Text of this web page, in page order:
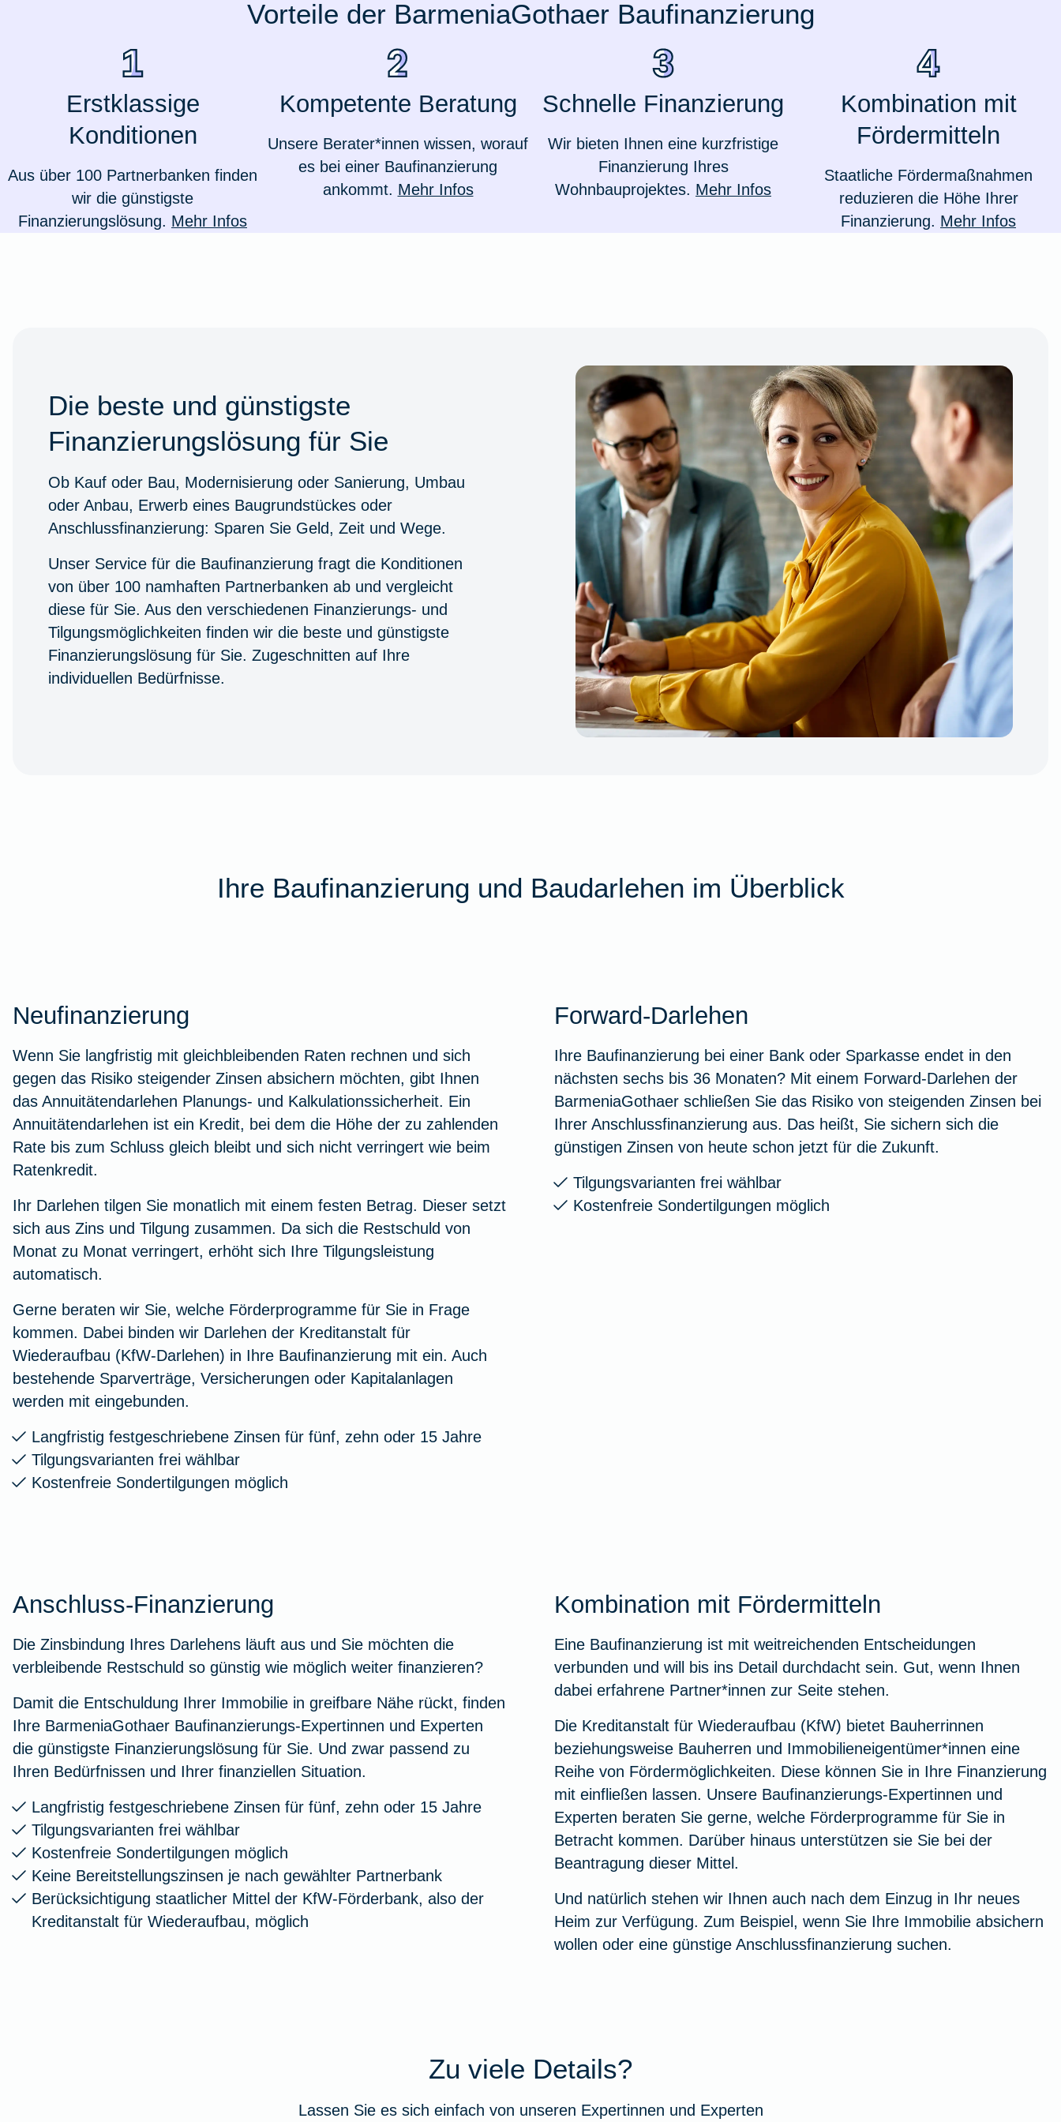
Valorenversicherung
Oldtimersammlungsversicherung
Zur Produktübersicht
Vorteile der BarmeniaGothaer Baufinanzierung
Erstklassige
Konditionen
Aus über 100 Partnerbanken finden
wir die günstigste
Finanzierungslösung. Mehr Infos
Kompetente Beratung
Unsere Berater*innen wissen, worauf
es bei einer Baufinanzierung
ankommt. Mehr Infos
Schnelle Finanzierung
Wir bieten Ihnen eine kurzfristige
Finanzierung Ihres
Wohnbauprojektes. Mehr Infos
Kombination mit
Fördermitteln
Staatliche Fördermaßnahmen
reduzieren die Höhe Ihrer
Finanzierung. Mehr Infos
Die beste und günstigste
Finanzierungslösung für Sie
Ob Kauf oder Bau, Modernisierung oder Sanierung, Umbau
oder Anbau, Erwerb eines Baugrundstückes oder
Anschlussfinanzierung: Sparen Sie Geld, Zeit und Wege.
Unser Service für die Baufinanzierung fragt die Konditionen
von über 100 namhaften Partnerbanken ab und vergleicht
diese für Sie. Aus den verschiedenen Finanzierungs- und
Tilgungsmöglichkeiten finden wir die beste und günstigste
Finanzierungslösung für Sie. Zugeschnitten auf Ihre
individuellen Bedürfnisse.
Ihre Baufinanzierung und Baudarlehen im Überblick
Neufinanzierung
Wenn Sie langfristig mit gleichbleibenden Raten rechnen und sich
gegen das Risiko steigender Zinsen absichern möchten, gibt Ihnen
das Annuitätendarlehen Planungs- und Kalkulationssicherheit. Ein
Annuitätendarlehen ist ein Kredit, bei dem die Höhe der zu zahlenden
Rate bis zum Schluss gleich bleibt und sich nicht verringert wie beim
Ratenkredit.
Ihr Darlehen tilgen Sie monatlich mit einem festen Betrag. Dieser setzt
sich aus Zins und Tilgung zusammen. Da sich die Restschuld von
Monat zu Monat verringert, erhöht sich Ihre Tilgungsleistung
automatisch.
Gerne beraten wir Sie, welche Förderprogramme für Sie in Frage
kommen. Dabei binden wir Darlehen der Kreditanstalt für
Wiederaufbau (KfW-Darlehen) in Ihre Baufinanzierung mit ein. Auch
bestehende Sparverträge, Versicherungen oder Kapitalanlagen
werden mit eingebunden.
Langfristig festgeschriebene Zinsen für fünf, zehn oder 15 Jahre
Tilgungsvarianten frei wählbar
Kostenfreie Sondertilgungen möglich
Forward-Darlehen
Ihre Baufinanzierung bei einer Bank oder Sparkasse endet in den
nächsten sechs bis 36 Monaten? Mit einem Forward-Darlehen der
BarmeniaGothaer schließen Sie das Risiko von steigenden Zinsen bei
Ihrer Anschlussfinanzierung aus. Das heißt, Sie sichern sich die
günstigen Zinsen von heute schon jetzt für die Zukunft.
Tilgungsvarianten frei wählbar
Kostenfreie Sondertilgungen möglich
Anschluss-Finanzierung
Die Zinsbindung Ihres Darlehens läuft aus und Sie möchten die
verbleibende Restschuld so günstig wie möglich weiter finanzieren?
Damit die Entschuldung Ihrer Immobilie in greifbare Nähe rückt, finden
Ihre BarmeniaGothaer Baufinanzierungs-Expertinnen und Experten
die günstigste Finanzierungslösung für Sie. Und zwar passend zu
Ihren Bedürfnissen und Ihrer finanziellen Situation.
Langfristig festgeschriebene Zinsen für fünf, zehn oder 15 Jahre
Tilgungsvarianten frei wählbar
Kostenfreie Sondertilgungen möglich
Keine Bereitstellungszinsen je nach gewählter Partnerbank
Berücksichtigung staatlicher Mittel der KfW-Förderbank, also der
Kreditanstalt für Wiederaufbau, möglich
Kombination mit Fördermitteln
Eine Baufinanzierung ist mit weitreichenden Entscheidungen
verbunden und will bis ins Detail durchdacht sein. Gut, wenn Ihnen
dabei erfahrene Partner*innen zur Seite stehen.
Die Kreditanstalt für Wiederaufbau (KfW) bietet Bauherrinnen
beziehungsweise Bauherren und Immobilieneigentümer*innen eine
Reihe von Fördermöglichkeiten. Diese können Sie in Ihre Finanzierung
mit einfließen lassen. Unsere Baufinanzierungs-Expertinnen und
Experten beraten Sie gerne, welche Förderprogramme für Sie in
Betracht kommen. Darüber hinaus unterstützen sie Sie bei der
Beantragung dieser Mittel.
Und natürlich stehen wir Ihnen auch nach dem Einzug in Ihr neues
Heim zur Verfügung. Zum Beispiel, wenn Sie Ihre Immobilie absichern
wollen oder eine günstige Anschlussfinanzierung suchen.
Zu viele Details?
Lassen Sie es sich einfach von unseren Expertinnen und Experten